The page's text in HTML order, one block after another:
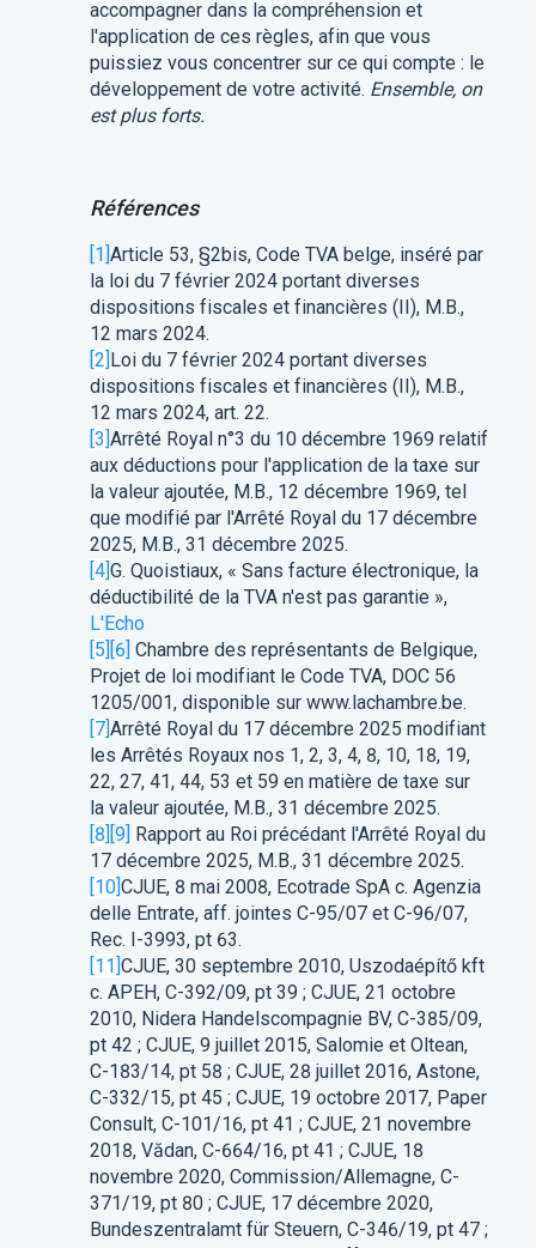
accompagner dans la compréhension et
l'application de ces règles, afin que vous
puissiez vous concentrer sur ce qui compte : le
développement de votre activité. Ensemble, on
est plus forts.
Références
[1]Article 53, §2bis, Code TVA belge, inséré par
la loi du 7 février 2024 portant diverses
dispositions fiscales et financières (II), M.B.,
12 mars 2024.
[2]Loi du 7 février 2024 portant diverses
dispositions fiscales et financières (II), M.B.,
12 mars 2024, art. 22.
[3]Arrêté Royal n°3 du 10 décembre 1969 relatif
aux déductions pour l'application de la taxe sur
la valeur ajoutée, M.B., 12 décembre 1969, tel
que modifié par l'Arrêté Royal du 17 décembre
2025, M.B., 31 décembre 2025.
[4]G. Quoistiaux, « Sans facture électronique, la
déductibilité de la TVA n'est pas garantie »,
L'Echo
[5] [6] Chambre des représentants de Belgique,
Projet de loi modifiant le Code TVA, DOC 56
1205/001, disponible sur www.lachambre.be.
[7]Arrêté Royal du 17 décembre 2025 modifiant
les Arrêtés Royaux nos 1, 2, 3, 4, 8, 10, 18, 19,
22, 27, 41, 44, 53 et 59 en matière de taxe sur
la valeur ajoutée, M.B., 31 décembre 2025.
[8] [9] Rapport au Roi précédant l'Arrêté Royal du
17 décembre 2025, M.B., 31 décembre 2025.
[10]CJUE, 8 mai 2008, Ecotrade SpA c. Agenzia
delle Entrate, aff. jointes C-95/07 et C-96/07,
Rec. I-3993, pt 63.
[11]CJUE, 30 septembre 2010, Uszodaépítő kft
c. APEH, C-392/09, pt 39 ; CJUE, 21 octobre
2010, Nidera Handelscompagnie BV, C-385/09,
pt 42 ; CJUE, 9 juillet 2015, Salomie et Oltean,
C-183/14, pt 58 ; CJUE, 28 juillet 2016, Astone,
C-332/15, pt 45 ; CJUE, 19 octobre 2017, Paper
Consult, C-101/16, pt 41 ; CJUE, 21 novembre
2018, Vădan, C-664/16, pt 41 ; CJUE, 18
novembre 2020, Commission/Allemagne, C-
371/19, pt 80 ; CJUE, 17 décembre 2020,
Bundeszentralamt für Steuern, C-346/19, pt 47 ;